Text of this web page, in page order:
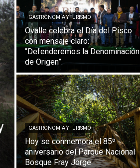
GASTRONOMÍA Y TURISMO
Ovalle celebra el Día del Pisco
con mensaje claro:
“Defenderemos la Denominación
de Origen”.
GASTRONOMÍA Y TURISMO
Hoy se conmemora el 85º
aniversario del Parque Nacional
Bosque Fray Jorge